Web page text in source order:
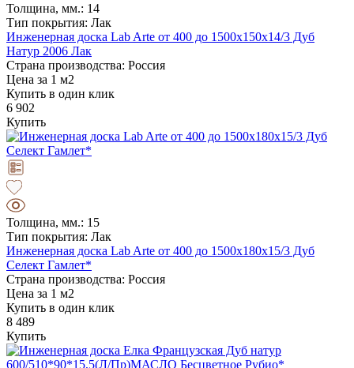
Толщина, мм.: 14
Тип покрытия: Лак
Инженерная доска Lab Arte от 400 до 1500х150х14/3 Дуб
Натур 2006 Лак
Страна производства: Россия
Цена за 1 м2
Купить в один клик
6 902
Купить
Толщина, мм.: 15
Тип покрытия: Лак
Инженерная доска Lab Arte от 400 до 1500х180х15/3 Дуб
Селект Гамлет*
Страна производства: Россия
Цена за 1 м2
Купить в один клик
8 489
Купить